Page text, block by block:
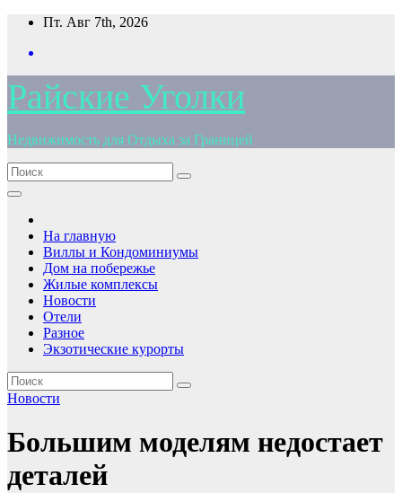
Перейти
содержимому
Пт. Авг 7th, 2026
Райские Уголки
Недвижимость для Отдыха за Границей
На главную
Виллы и Кондоминиумы
Дом на побережье
Жилые комплексы
Новости
Отели
Разное
Экзотические курорты
Новости
Большим моделям недостает
деталей